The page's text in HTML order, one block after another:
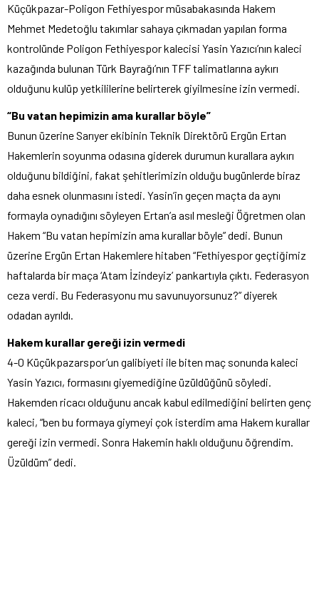
Küçükpazar-Poligon Fethiyespor müsabakasında Hakem
Mehmet Medetoğlu takımlar sahaya çıkmadan yapılan forma
kontrolünde Poligon Fethiyespor kalecisi Yasin Yazıcı’nın kaleci
kazağında bulunan Türk Bayrağı’nın TFF talimatlarına aykırı
olduğunu kulüp yetkililerine belirterek giyilmesine izin vermedi.
“Bu vatan hepimizin ama kurallar böyle”
Bunun üzerine Sarıyer ekibinin Teknik Direktörü Ergün Ertan
Hakemlerin soyunma odasına giderek durumun kurallara aykırı
olduğunu bildiğini, fakat şehitlerimizin olduğu bugünlerde biraz
daha esnek olunmasını istedi. Yasin’in geçen maçta da aynı
formayla oynadığını söyleyen Ertan’a asıl mesleği Öğretmen olan
Hakem “Bu vatan hepimizin ama kurallar böyle” dedi. Bunun
üzerine Ergün Ertan Hakemlere hitaben “Fethiyespor geçtiğimiz
haftalarda bir maça ‘Atam İzindeyiz’ pankartıyla çıktı. Federasyon
ceza verdi. Bu Federasyonu mu savunuyorsunuz?” diyerek
odadan ayrıldı.
Hakem kurallar gereği izin vermedi
4-0 Küçükpazarspor’un galibiyeti ile biten maç sonunda kaleci
Yasin Yazıcı, formasını giyemediğine üzüldüğünü söyledi.
Hakemden ricacı olduğunu ancak kabul edilmediğini belirten genç
kaleci, “ben bu formaya giymeyi çok isterdim ama Hakem kurallar
gereği izin vermedi. Sonra Hakemin haklı olduğunu öğrendim.
Üzüldüm” dedi.